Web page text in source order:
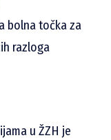
bolna točka za
razloga
u ŽZH je